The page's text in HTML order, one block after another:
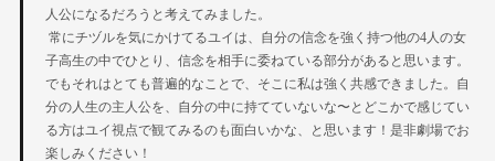
人公になるだろうと考えてみました。
常にチヅルを気にかけてるユイは、自分の信念を強く持つ他の4人の女
子高生の中でひとり、信念を相手に委ねている部分があると思います。
でもそれはとても普遍的なことで、そこに私は強く共感できました。自
分の人生の主人公を、自分の中に持てていないな〜とどこかで感じてい
る方はユイ視点で観てみるのも面白いかな、と思います！是非劇場でお
楽しみください！